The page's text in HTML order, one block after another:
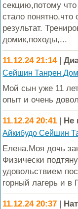
секцию,потому
стало понятно,что
результат.
домик,походы,...
11.12.24 21:14|
Сейшин Танрен
Мой сын уже 11
опыт и очень
11.12.24 20:41 | Не
Айкибудо Сейшин
Елена.Моя дочь
Физически
удовольствием
горный лагерь и в
11.12.24 20:37 |